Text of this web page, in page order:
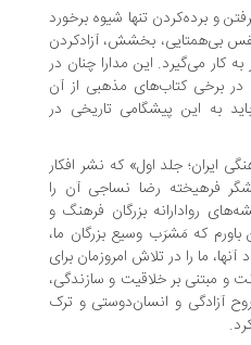
تنها شیوه برخورد
بخشش، آزادکردن
این مدارا چنان در
کتاب‌های مذهبی از آن
پیشگامی تاریخی در
جلد اول» که نشر افکار
رضا نساجی آن را
بزرگان فرهنگ و
مَشرَب وسیع بزرگان ما،
را در تلاش امروزمان برای
بر خلاقیت و سازندگی،
و انسان‌دوستی و ترک